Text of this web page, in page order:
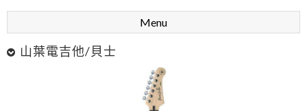
Menu
山葉電吉他/貝士